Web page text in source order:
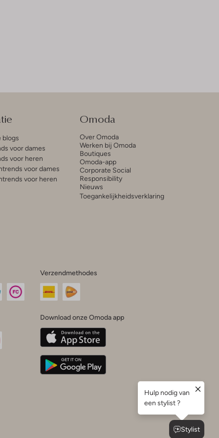
blogs
voor dames
voor heren
voor dames
voor heren
Omoda
Over Omoda
Werken bij Omoda
Boutiques
Omoda-app
Corporate Social
Responsibility
Nieuws
Toegankelijkheidsverklaring
Verzendmethodes
Download onze Omoda app